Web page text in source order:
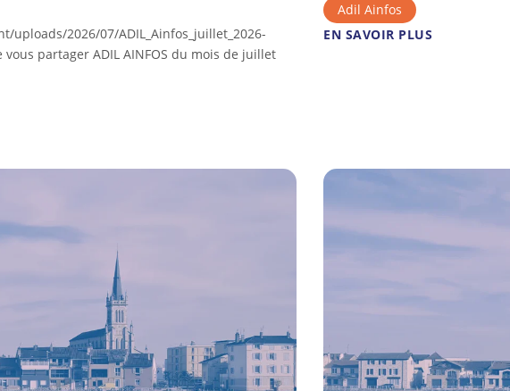
2026/07/ADIL_Ainfos_juillet_2026-
vous partager ADIL AINFOS du mois de juillet
Adil Ainfos
EN SAVOIR PLUS